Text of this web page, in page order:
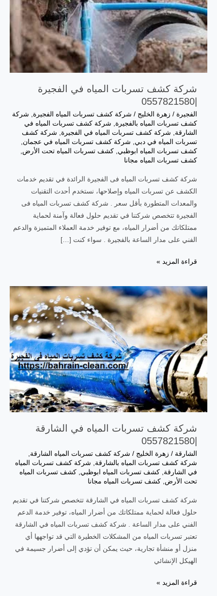
شركة كشف تسربات المياه في الفجيرة
الفجيرة / زهرة الخليج / شركة كشف تسربات المياه الفجيرة, شركة
كشف تسربات المياه بالفجيرة, شركة كشف تسربات المياه في
الشارقة, شركة كشف تسربات المياه في الفجيرة, شركة كشف
تسربات المياه في دبي, شركة كشف تسربات المياه في عجمان,
كشف تسربات المياه ابوظبي, كشف تسربات المياه تحت الأرض,
كشف تسربات المياه مجانا
شركة كشف تسربات المياه فى الفجيرة الرائدة في تقديم خدمات
الكشف عن تسربات المياه وإصلاحها، نستخدم أحدث التقنيات
والمعدات المتطورة بأقل سعر . شركة كشف تسربات المياه فى
الفجيرة تتخصص شركتنا في تقديم حلول فعالة وآمنة لحماية
ممتلكاتك من أضرار المياه، مع توفير خدمة العملاء المتميزة والدعم
الفني على مدار الساعة بالفجيرة . سواء كنت […]
قراءة المزيد »
شركة كشف تسربات المياه في الشارقة
الشارقة / زهرة الخليج / شركة كشف تسربات المياه الشارقة,
شركة كشف تسربات المياه بالشارقة, شركة كشف تسربات المياه
في الشارقة, كشف تسربات المياه ابوظبي, كشف تسربات المياه
تحت الأرض, كشف تسربات المياه مجانا
شركة كشف تسربات المياه في الشارقة تتخصص شركتنا في تقديم
حلول فعالة لحماية ممتلكاتك من أضرار المياه، توفير خدمة الدعم
الفني على مدار الساعة . شركة كشف تسربات المياه في الشارقة
تعتبر تسربات المياه من المشكلات الخطيرة التي قد تواجهها أي
منزل أو منشأة تجارية، حيث يمكن أن تؤدي إلى أضرار جسيمة في
الهيكل الإنشائي
شركة
قراءة المزيد »